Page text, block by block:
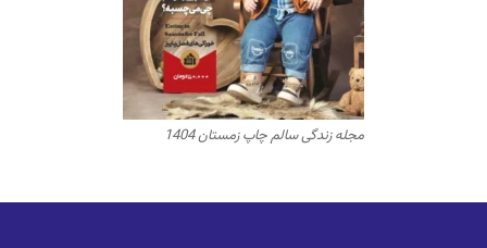
مجله زندگی سالم چاپ زمستان 1404